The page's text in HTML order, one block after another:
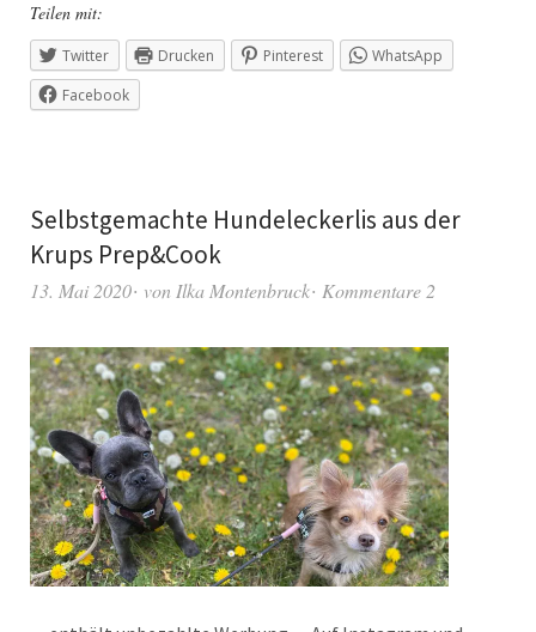
Teilen mit:
Twitter Drucken Pinterest
WhatsApp
Facebook
Selbstgemachte Hundeleckerlis aus der
Krups Prep&Cook
13. Mai 2020 von Ilka Montenbruck Kommentare 2